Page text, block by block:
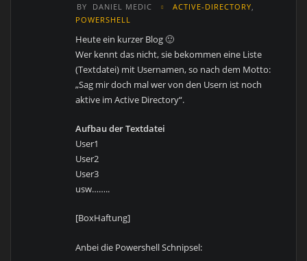
BY DANIEL MEDIC ACTIVE-DIRECTORY
POWERSHELL
Heute ein kurzer Blog 🙂
Wer kennt das nicht, sie bekommen eine Liste
(Textdatei) mit Usernamen, so nach dem Motto:
„Sag mir doch mal wer von den Usern ist noch
aktive im Active Directory“.
Aufbau der Textdatei
User1
User2
User3
usw……..
[BoxHaftung]
Anbei die Powershell Schnipsel: